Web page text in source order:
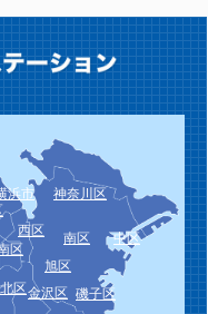
浜市
神奈川区
西区 中区
南区
区
旭区
磯子区
金沢区
区